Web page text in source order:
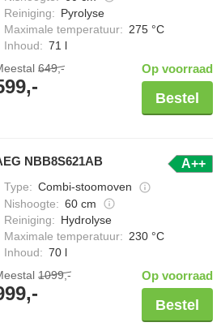
Reiniging: Pyrolyse
Maximale temperatuur: 275 °C
Inhoud: 71 l
649,- Op voorraad
Bestel
NBB8S621AB A++
Type: Combi-stoomoven
Nishoogte: 60 cm
Reiniging: Hydrolyse
Maximale temperatuur: 230 °C
Inhoud: 70 l
1099,- Op voorraad
Bestel